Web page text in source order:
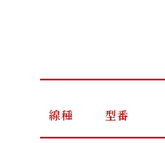
線種 型番